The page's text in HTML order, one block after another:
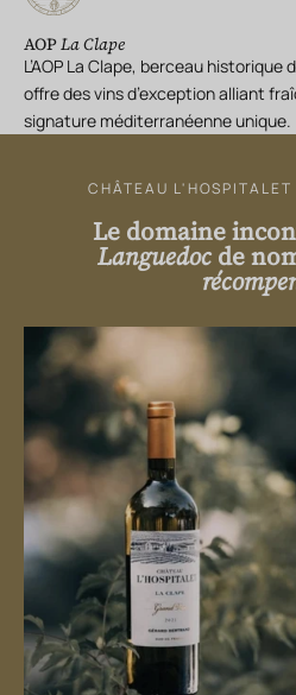
AOPLa Clape
L’AOP La Clape, berceau
offre des vins d’exception alliant
signature méditerranéenne unique.
CHÂTEAU
Le domaine
Languedocde